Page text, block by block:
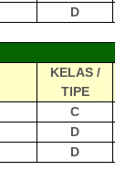
D
KELAS /
TIPE
C
D
D